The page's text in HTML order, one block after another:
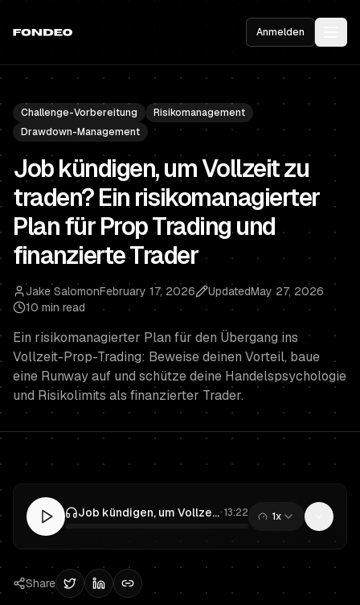
Anmelden
Challenge-Vorbereitung
Risikomanagement
Drawdown-Management
Job kündigen, um Vollzeit zu
traden? Ein risikomanagierter
Plan für Prop Trading und
finanzierte Trader
Jake SalomonFebruary 17, 2026 UpdatedMay 27, 2026
10 min read
Ein risikomanagierter Plan für den Übergang ins
Vollzeit-Prop-Trading: Beweise deinen Vorteil, baue
eine Runway auf und schütze deine Handelspsychologie
und Risikolimits als finanzierter Trader.
Job kündigen, um Vollzeit zu traden? Ein risikomanagierter Plan für Prop Trading und finanzierte Trader·13:22 1x
0:00
13:22
Share